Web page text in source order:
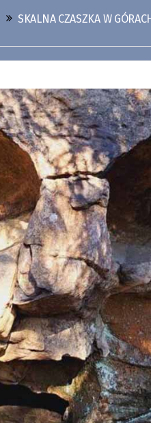
SKALNA CZASZKA W